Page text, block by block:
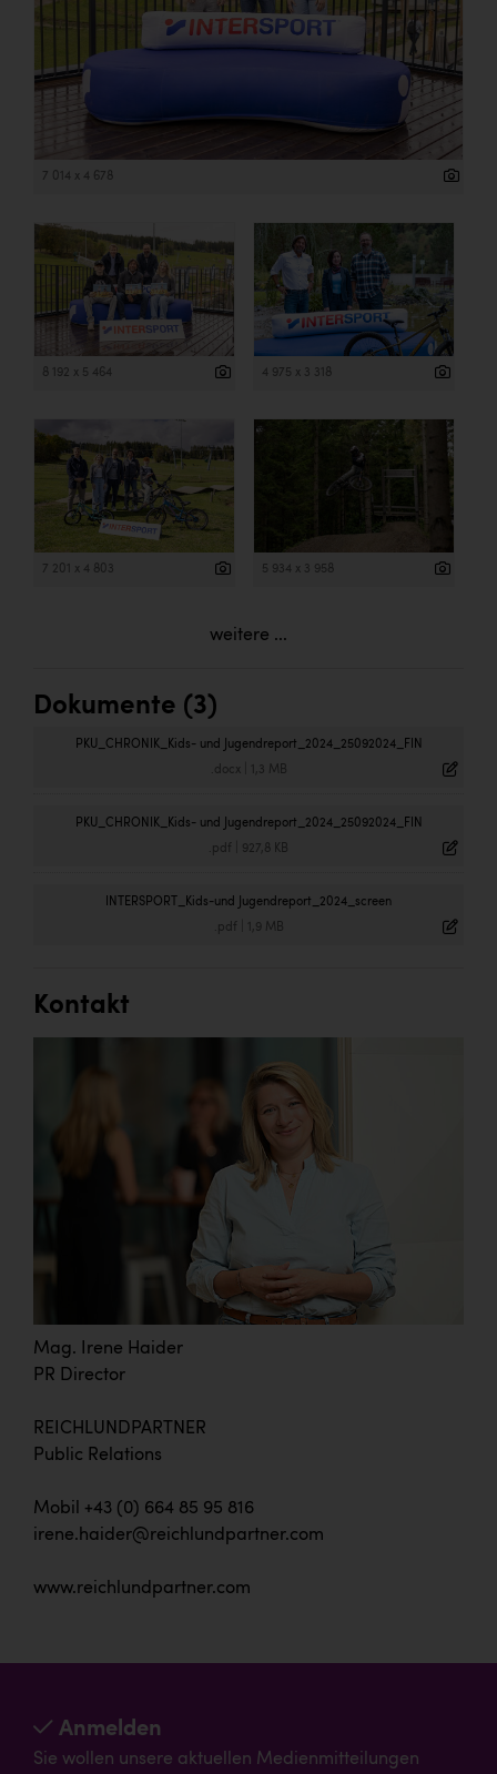
7 014 x 4 678
8 192 x 5 464 4 975 x 3 318
7 201 x 4 803 5 934 x 3 958
weitere ...
Dokumente (3)
PKU_CHRONIK_Kids- und Jugendreport_2024_25092024_FIN
.docx| 1,3 MB
PKU_CHRONIK_Kids- und Jugendreport_2024_25092024_FIN
.pdf 927,8 KB
INTERSPORT_Kids-und Jugendreport_2024_screen
.pdf 1,9 MB
Kontakt
Mag. Irene Haider
PR Director
REICHLUNDPARTNER
Public Relations
Mobil +43 (0) 664 85 95 816
irene.haider@reichlundpartner.com
www.reichlundpartner.com
Anmelden
Sie wollen unsere aktuellen Medienmitteilungen